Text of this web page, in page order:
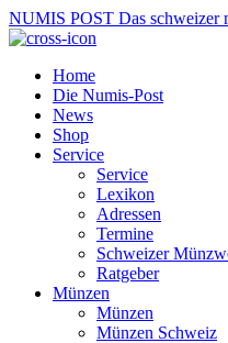
NUMIS POST Das schweizer
Home
Die Numis-Post
News
Shop
Service
Service
Lexikon
Adressen
Termine
Schweizer
Ratgeber
Münzen
Münzen
Münzen Schweiz